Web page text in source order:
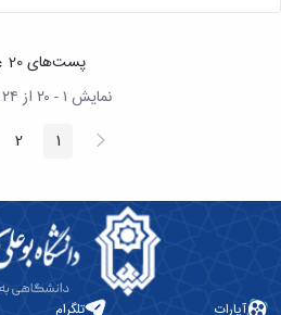
پست‌‌های 20
هر
نمایش ۱ - ۲۰ از ۲۴ نتیجه
پیغام
قبلی صفحه1
2
آپارات تلگرام